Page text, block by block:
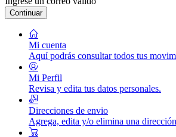
Continuar
Mi cuenta
Aquí podrás consultar todos tus
Mi Perfil
Revisa y edita tus datos personales.
Direcciones de envio
Agrega, edita y/o elimina una dirección